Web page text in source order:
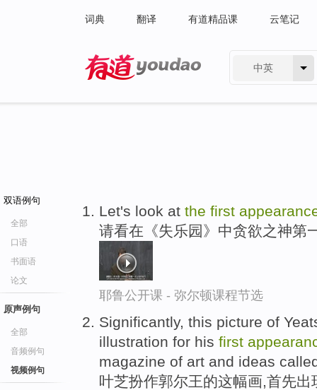
词典 翻译 有道精品课 云笔记
中英
双语例句
全部
口语
书面语
论文
原声例句
全部
音频例句
视频例句
Let's look at the first
请看在《失乐园》中贪欲之神第
耶鲁公开课 - 弥尔顿课程节选
Significantly, this picture of
illustration for his first
magazine of art and ideas
叶芝扮作郭尔王的这幅画,首先